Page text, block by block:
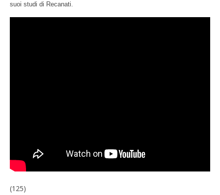
suoi studi di Recanati.
(125)